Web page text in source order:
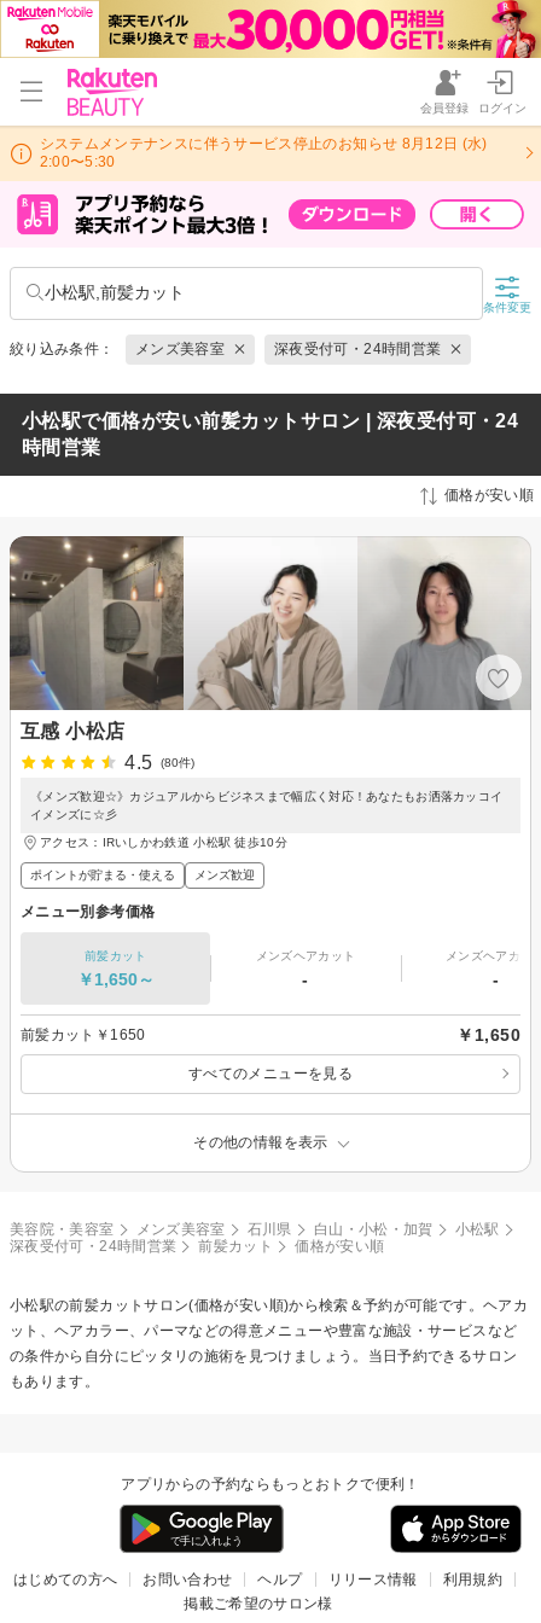
会員登録 ログイン
システムメンテナンスに伴うサービス停止のお知らせ 8月12日 (水)
2:00〜5:30
小松駅,前髪カット
条件変更
絞り込み条件： メンズ美容室 深夜受付可・24時間営業
小松駅で価格が安い前髪カットサロン | 深夜受付可・24
時間営業
価格が安い順
互感 小松店
4.5
(80件)
《メンズ歓迎☆》カジュアルからビジネスまで幅広く対応！あなたもお洒落カッコイ
イメンズに☆彡
アクセス：IRいしかわ鉄道 小松駅 徒歩10分
ポイントが貯まる・使える メンズ歓迎
メニュー別参考価格
前髪カット
￥1,650～
メンズヘアカット
-
メンズヘアカラ
-
前髪カット￥1650 ￥1,650
すべてのメニューを見る
その他の情報を表示
美容院・美容室 メンズ美容室 石川県 白山・小松・加賀
小松駅
深夜受付可・24時間営業
前髪カット 価格が安い順
小松駅の前髪カットサロン(価格が安い順)から検索＆予約が可能です。ヘアカ
ット、ヘアカラー、パーマなどの得意メニューや豊富な施設・サービスなど
の条件から自分にピッタリの施術を見つけましょう。当日予約できるサロン
もあります。
アプリからの予約ならもっとおトクで便利！
はじめての方へ お問い合わせ ヘルプ リリース情報
利用規約
掲載ご希望のサロン様